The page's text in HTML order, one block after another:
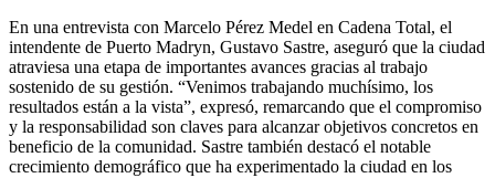
En una entrevista con Marcelo Pérez Medel en Cadena Total, el
intendente de Puerto Madryn, Gustavo Sastre, aseguró que la ciudad
atraviesa una etapa de importantes avances gracias al trabajo
sostenido de su gestión. “Venimos trabajando muchísimo, los
resultados están a la vista”, expresó, remarcando que el compromiso
y la responsabilidad son claves para alcanzar objetivos concretos en
beneficio de la comunidad. Sastre también destacó el notable
crecimiento demográfico que ha experimentado la ciudad en los